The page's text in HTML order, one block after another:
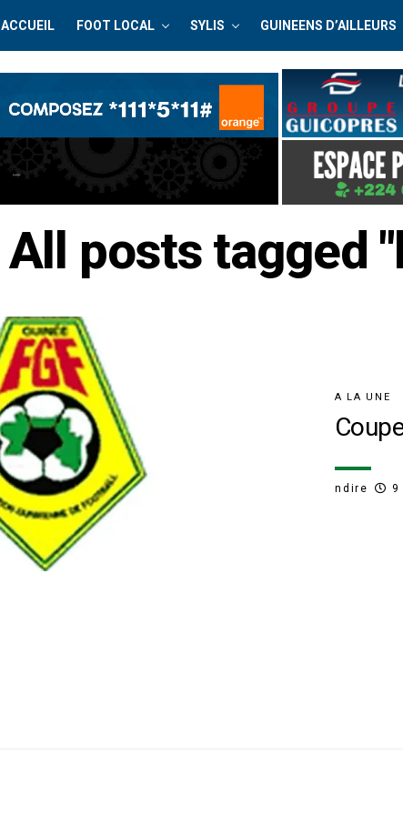
ACCUEIL FOOT LOCAL SYLIS GUINEENS D’AILLEURS
All posts tagged
A LA UNE
ndire 9